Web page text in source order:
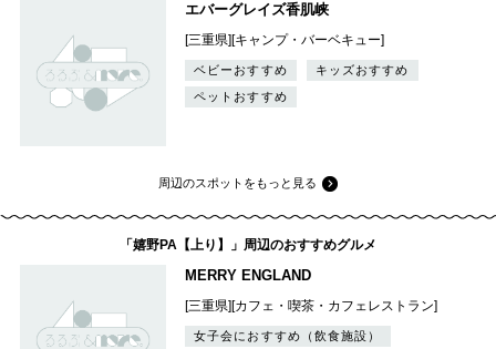
エバーグレイズ香肌峡
[三重県][キャンプ・バーベキュー]
ベビーおすすめ
キッズおすすめ
ペットおすすめ
周辺のスポットをもっと見る
「嬉野PA【上り】」周辺のおすすめグルメ
MERRY ENGLAND
[三重県][カフェ・喫茶・カフェレストラン]
女子会におすすめ（飲食施設）